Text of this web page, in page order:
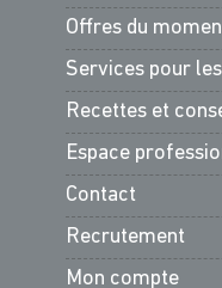
Offres du
Services pour
Recettes et
Espace
Contact
Recrutement
Mon compte